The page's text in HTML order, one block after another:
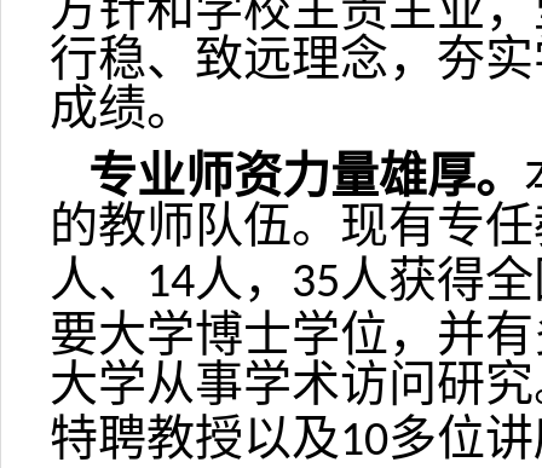
行稳、致远理念，夯
成绩。
专业师资力量雄厚。
的教师队伍。现有专
人、
14人， 35人获得
要大学博士学位，并
大学从事学术访问研
特聘教授以及10多位